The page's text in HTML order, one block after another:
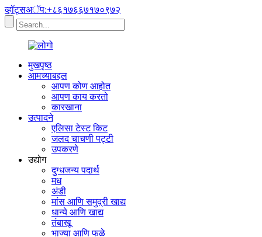
व्हॉट्सअॅप:+८६१७६६७१७०९७२
मुखपृष्ठ
आमच्याबद्दल
आपण कोण आहोत
आपण काय करतो
कारखाना
उत्पादने
एलिसा टेस्ट किट
जलद चाचणी पट्टी
उपकरणे
उद्योग
दुग्धजन्य पदार्थ
मध
अंडी
मांस आणि समुद्री खाद्य
धान्ये आणि खाद्य
तंबाखू
भाज्या आणि फळे